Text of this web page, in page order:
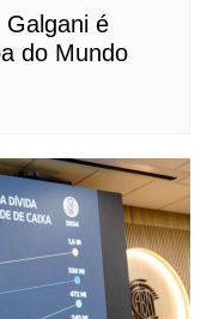
Galgani é
do Mundo